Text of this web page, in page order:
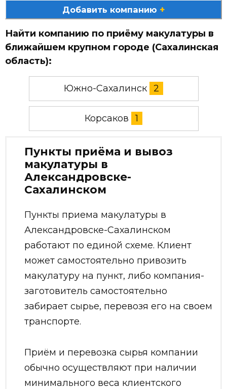
Добавить компанию +
Найти компанию по приёму макулатуры в
ближайшем крупном городе (Сахалинская
область):
Южно-Сахалинск 2
Корсаков 1
Пункты приёма и вывоз
макулатуры в
Александровске-
Сахалинском
Пункты приема макулатуры в
Александровске-Сахалинском
работают по единой схеме. Клиент
может самостоятельно привозить
макулатуру на пункт, либо компания-
заготовитель самостоятельно
забирает сырье, перевозя его на своем
транспорте.
Приём и перевозка сырья компании
обычно осуществляют при наличии
минимального веса клиентского